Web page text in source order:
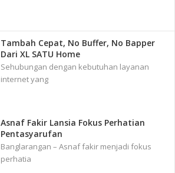
Tambah Cepat, No Buffer, No Bapper
Dari XL SATU Home
Sehubungan dengan kebutuhan layanan
internet yang
Asnaf Fakir Lansia Fokus Perhatian
Pentasyarufan
Banglarangan – Asnaf fakir menjadi fokus
perhatia